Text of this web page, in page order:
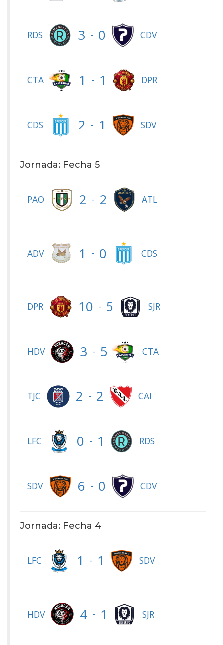
RDS 3 - 0 CDV
CTA 1 - 1 DPR
CDS 2 - 1 SDV
Jornada: Fecha 5
PAO 2 - 2 ATL
ADV 1 - 0 CDS
DPR 10 - 5 SJR
HDV 3 - 5 CTA
TJC 2 - 2 CAI
LFC 0 - 1 RDS
SDV 6 - 0 CDV
Jornada: Fecha 4
LFC 1 - 1 SDV
HDV 4 - 1 SJR